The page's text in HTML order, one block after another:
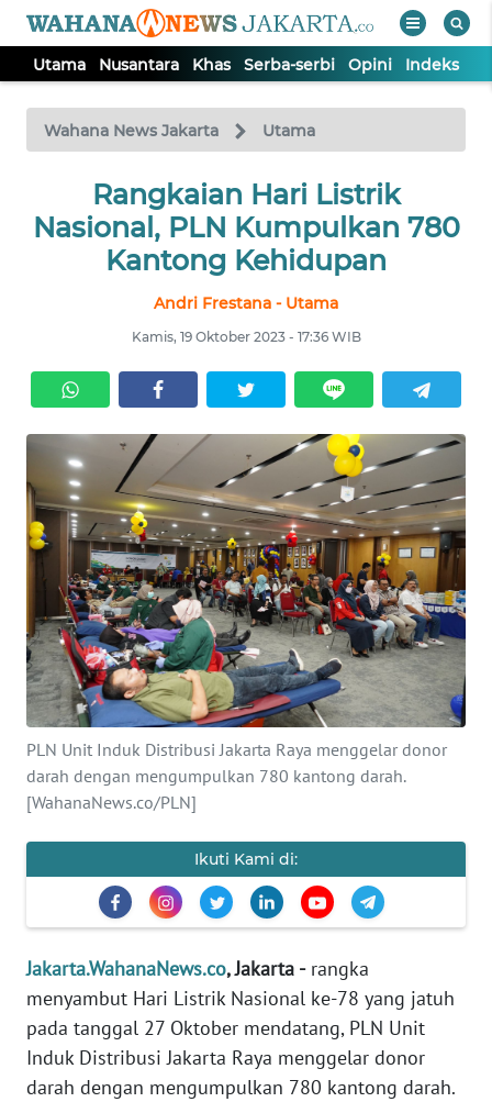
Utama Nusantara Khas Serba-serbi Opini Indeks
Wahana News Jakarta Utama
Rangkaian Hari Listrik
Nasional, PLN Kumpulkan 780
Kantong Kehidupan
Andri Frestana - Utama
Kamis, 19 Oktober 2023 - 17:36 WIB
PLN Unit Induk Distribusi Jakarta Raya menggelar donor
darah dengan mengumpulkan 780 kantong darah.
[WahanaNews.co/PLN]
Ikuti Kami di:
Jakarta.WahanaNews.co, Jakarta -rangka
menyambut Hari Listrik Nasional ke-78 yang jatuh
pada tanggal 27 Oktober mendatang, PLN Unit
Induk Distribusi Jakarta Raya menggelar donor
darah dengan mengumpulkan 780 kantong darah.
TV
Tutup
NUSANTARA
SERBA-
SERBI
OPINI
Informasi
INDEKS
BERITA
KONTAK
KAMI
INFO
IKLAN
TENTANG
PEDOMAN
REDAKSI
KARIR